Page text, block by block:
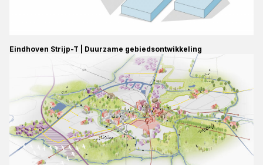
Eindhoven Strijp-T | Duurzame gebiedsontwikkeling